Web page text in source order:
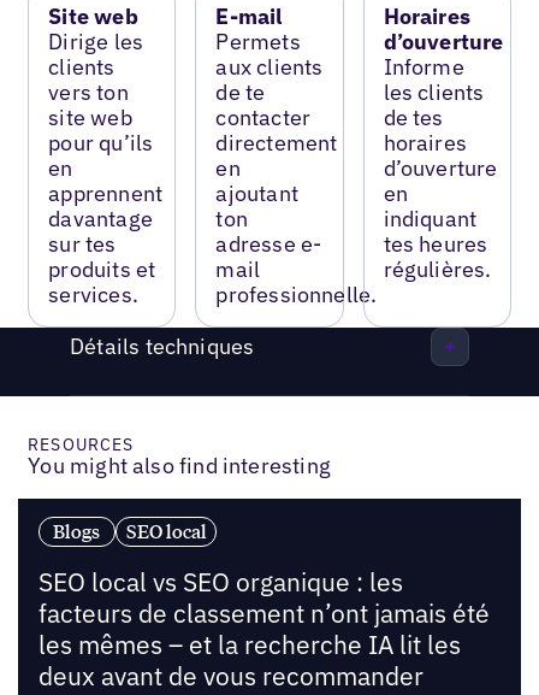
Site web
Dirige les
clients
vers ton
site web
pour qu’ils
en
apprennent
davantage
sur tes
produits et
services.
E-mail
Permets
aux clients
de te
contacter
directement
en
ajoutant
ton
adresse e-
mail
professionnelle.
Horaires
d’ouverture
Informe
les clients
de tes
horaires
d’ouverture
en
indiquant
tes heures
régulières.
Détails techniques
RESOURCES
You might also find interesting
Blogs SEO local
SEO local vs SEO organique : les
facteurs de classement n’ont jamais été
les mêmes – et la recherche IA lit les
deux avant de vous recommander